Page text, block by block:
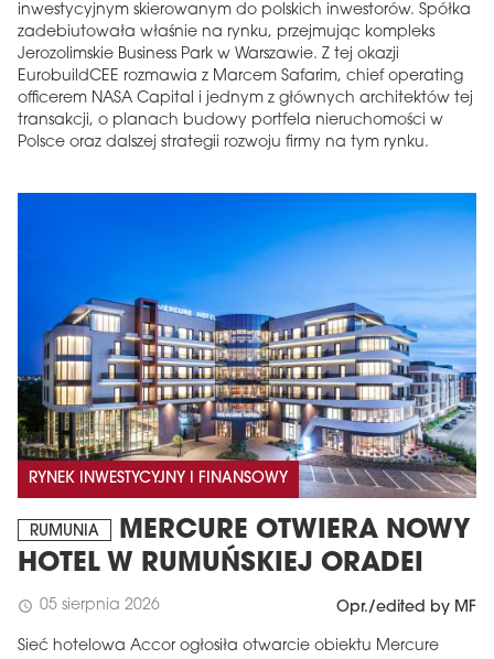
inwestycyjnym skierowanym do polskich inwestorów. Spółka
zadebiutowała właśnie na rynku, przejmując kompleks
Jerozolimskie Business Park w Warszawie. Z tej okazji
EurobuildCEE rozmawia z Marcem Safarim, chief operating
officerem NASA Capital i jednym z głównych architektów tej
transakcji, o planach budowy portfela nieruchomości w
Polsce oraz dalszej strategii rozwoju firmy na tym rynku.
RYNEK INWESTYCYJNY I FINANSOWY
RUMUNIA
MERCURE OTWIERA NOWY
HOTEL W RUMUŃSKIEJ ORADEI
schedule 05 sierpnia 2026 Opr./edited by MF
Sieć hotelowa Accor ogłosiła otwarcie obiektu Mercure